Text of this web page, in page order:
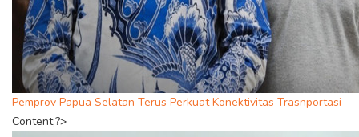
Pemprov Papua Selatan Terus Perkuat Konektivitas Trasnportasi
Content;?>